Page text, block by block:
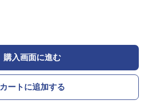
購入画面に進む
カートに追加する